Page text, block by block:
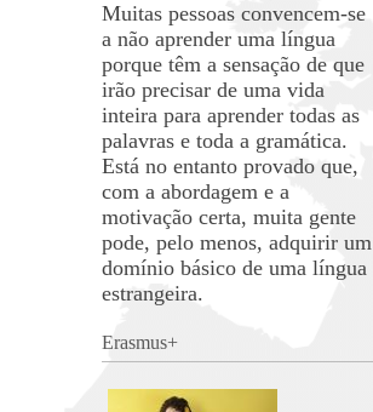
Muitas pessoas convencem-se
a não aprender uma língua
porque têm a sensação de que
irão precisar de uma vida
inteira para aprender todas as
palavras e toda a gramática.
Está no entanto provado que,
com a abordagem e a
motivação certa, muita gente
pode, pelo menos, adquirir um
domínio básico de uma língua
estrangeira.
Erasmus+